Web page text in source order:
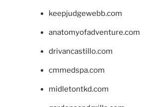
keepjudgewebb.com
anatomyofadventure.com
drivancastillo.com
cmmedspa.com
midletontkd.com